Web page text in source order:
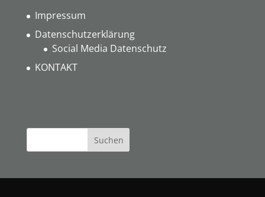
Impressum
Datenschutzerklärung
Social Media Datenschutz
KONTAKT